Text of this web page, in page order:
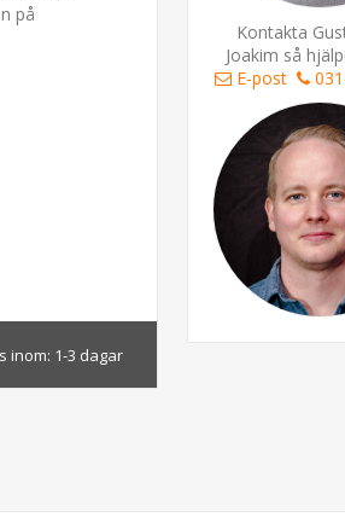
Kontakta
Joakim så
E-post
på
inom: 1-3 dagar